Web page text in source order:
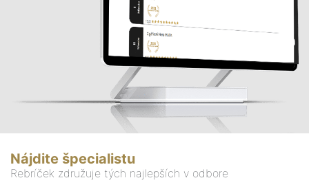
Nájdite špecialistu
Rebríček združuje tých najlepších v odbore